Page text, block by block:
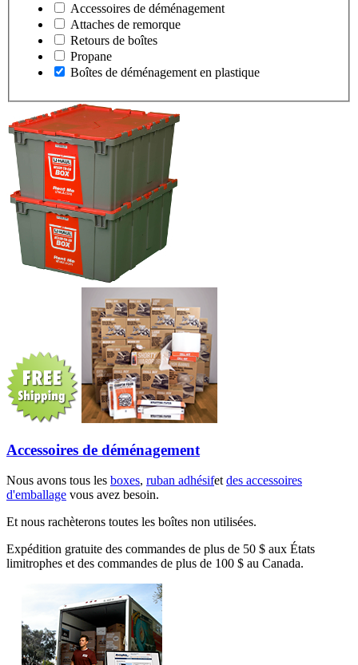
Accessoires de déménagement
Attaches de remorque
Retours de boîtes
Propane
Boîtes de déménagement en plastique
Accessoires de déménagement
Nous avons tous les boxes, ruban adhésifet des accessoires
d'emballage vous avez besoin.
Et nous rachèterons toutes les boîtes non utilisées.
Expédition gratuite des commandes de plus de 50 $ aux États
limitrophes et des commandes de plus de 100 $ au Canada.